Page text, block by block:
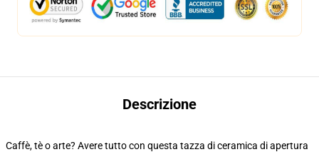
Descrizione
Caffè, tè o arte? Avere tutto con questa tazza di ceramica di apertura